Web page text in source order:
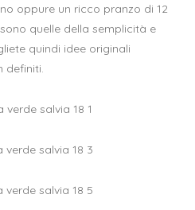
oppure un ricco pranzo di 12
quelle della semplicità e
quindi idee originali
definiti.